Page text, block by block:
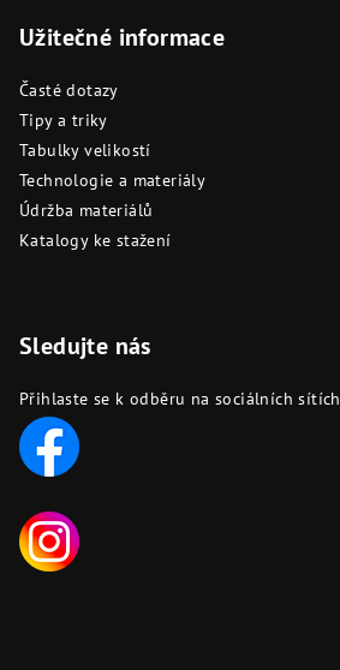
Užitečné informace
Časté dotazy
Tipy a triky
Tabulky velikostí
Technologie a materiály
Údržba materiálů
Katalogy ke stažení
Sledujte nás
Přihlaste se k odběru na sociálních sítích